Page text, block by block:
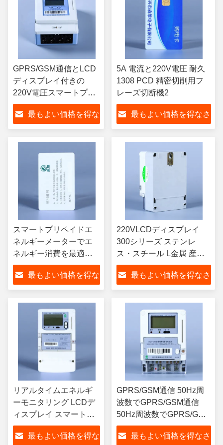
GPRS/GSM通信とLCD
ディスプレイ付きの
220V電圧スマートプリ
ペイドエネルギーメー
ター最もよい価格を得な
5A 電流と220V電圧 耐久
1308 PCD 精密切削用フ
レーズ切断機2
最もよい価格を得なさ
スマートプリペイドエ
ネルギーメーターでエ
ネルギー消費を最適化
する AC/DC電源 50Hz
周波数とGPRS/GSM通
信
最もよい価格を得な
220VLCDディスプレイ
300シリーズ ステンレ
ス・スチール L金属 産業
用アプリケーションのた
めの最良の選択肢
最もよい価格を得なさ
リアルタイムエネルギ
ーモニタリング LCDデ
ィスプレイ スマートプ
リペイドエネルギーメ
ーターとGPRS/GSM通
最もよい価格を得な
GPRS/GSM通信 50Hz周
波数でGPRS/GSM通信
50Hz周波数でGPRS/GSM
通信 50Hz周波数で
GPRS/GSM通信
最もよい価格を得なさ